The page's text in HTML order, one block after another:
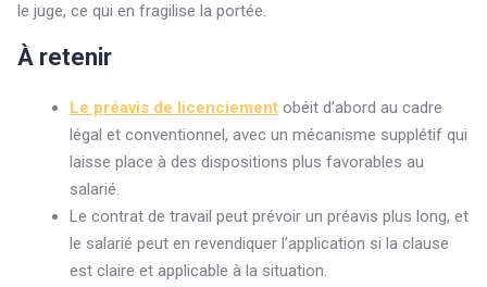
le juge, ce qui en fragilise la portée.
À retenir
Le préavis de licenciement obéit d’abord au cadre
légal et conventionnel, avec un mécanisme supplétif qui
laisse place à des dispositions plus favorables au
salarié.
Le contrat de travail peut prévoir un préavis plus long, et
le salarié peut en revendiquer l’application si la clause
est claire et applicable à la situation.